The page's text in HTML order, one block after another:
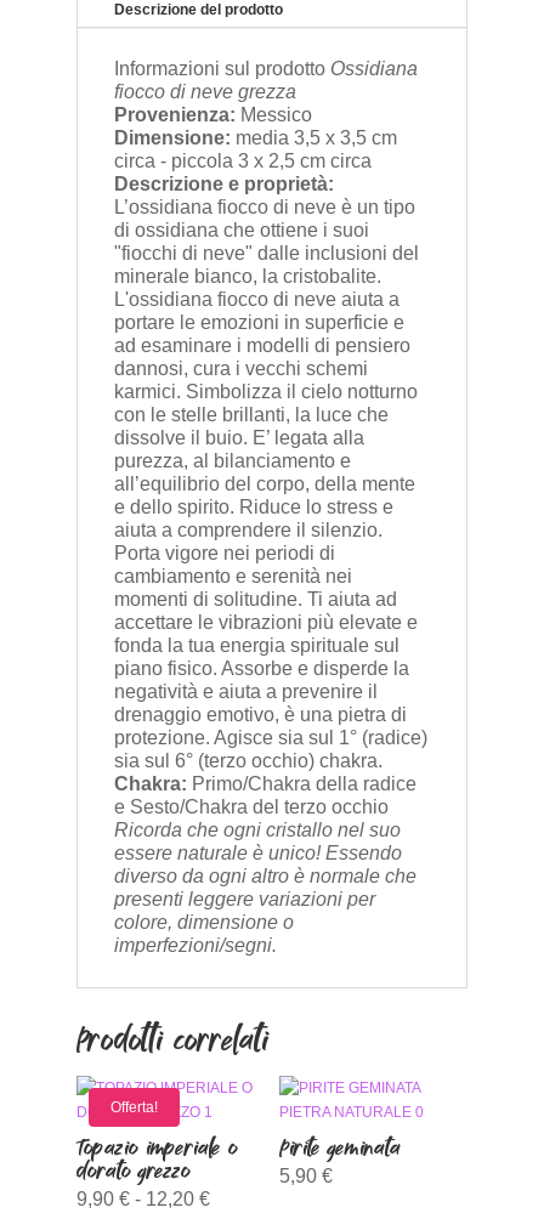
Descrizione del prodotto
Informazioni sul prodotto Ossidiana
fiocco di neve grezza
Provenienza: Messico
Dimensione: media 3,5 x 3,5 cm
circa - piccola 3 x 2,5 cm circa
Descrizione e proprietà:
L’ossidiana fiocco di neve è un tipo
di ossidiana che ottiene i suoi
"fiocchi di neve" dalle inclusioni del
minerale bianco, la cristobalite.
L'ossidiana fiocco di neve aiuta a
portare le emozioni in superficie e
ad esaminare i modelli di pensiero
dannosi, cura i vecchi schemi
karmici. Simbolizza il cielo notturno
con le stelle brillanti, la luce che
dissolve il buio. E’ legata alla
purezza, al bilanciamento e
all’equilibrio del corpo, della mente
e dello spirito. Riduce lo stress e
aiuta a comprendere il silenzio.
Porta vigore nei periodi di
cambiamento e serenità nei
momenti di solitudine. Ti aiuta ad
accettare le vibrazioni più elevate e
fonda la tua energia spirituale sul
piano fisico. Assorbe e disperde la
negatività e aiuta a prevenire il
drenaggio emotivo, è una pietra di
protezione. Agisce sia sul 1° (radice)
sia sul 6° (terzo occhio) chakra.
Chakra: Primo/Chakra della radice
e Sesto/Chakra del terzo occhio
Ricorda che ogni cristallo nel suo
essere naturale è unico! Essendo
diverso da ogni altro è normale che
presenti leggere variazioni per
colore, dimensione o
imperfezioni/segni.
Prodotti correlati
Offerta!
Topazio imperiale o
dorato grezzo
9,90 € - 12,20 €Fascia
Pirite geminata
5,90€